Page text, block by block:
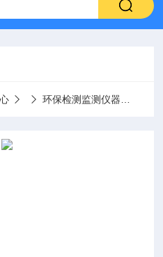
环保检测监测仪器